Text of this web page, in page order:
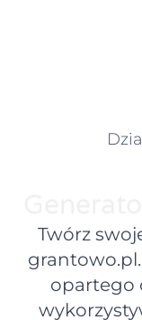
Twórz
opartego